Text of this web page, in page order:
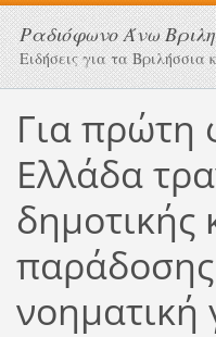
Ραδιόφωνο Άνω
Ειδήσεις για τα Βριλήσσια
Για πρώτη
Ελλάδα
δημοτικής
παράδοσης